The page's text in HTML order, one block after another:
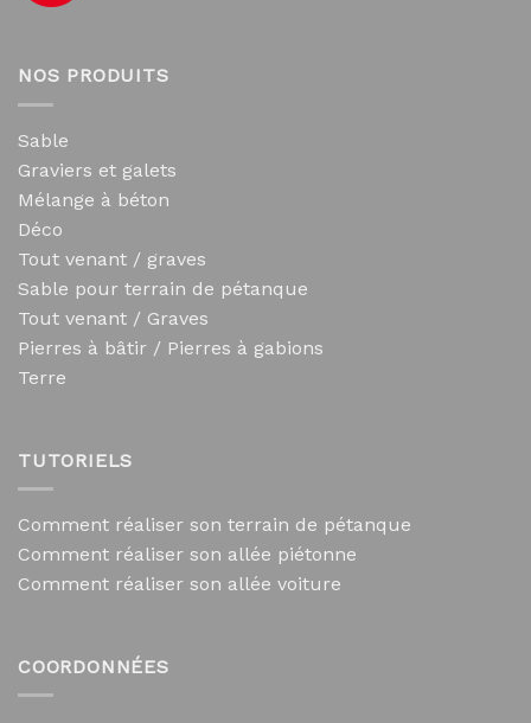
NOS PRODUITS
Sable
Graviers et galets
Mélange à béton
Déco
Tout venant / graves
Sable pour terrain de pétanque
Tout venant / Graves
Pierres à bâtir / Pierres à gabions
Terre
TUTORIELS
Comment réaliser son terrain de pétanque
Comment réaliser son allée piétonne
Comment réaliser son allée voiture
COORDONNÉES